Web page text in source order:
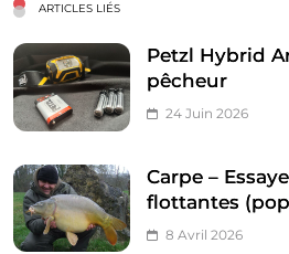
ARTICLES LIÉS
Petzl Hybrid
pêcheur
24 Juin 2026
Carpe –
flottantes
8 Avril 2026